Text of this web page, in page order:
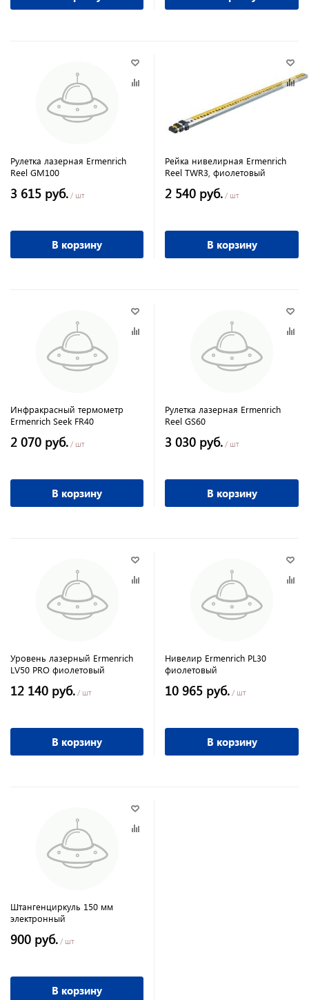
Рулетка лазерная Ermenrich
Reel GM100
3 615 руб. / шт
В корзину
Рейка нивелирная Ermenrich
Reel TWR3, фиолетовый
2 540 руб. / шт
В корзину
Инфракрасный термометр
Ermenrich Seek FR40
2 070 руб. / шт
В корзину
Рулетка лазерная Ermenrich
Reel GS60
3 030 руб. / шт
В корзину
Уровень лазерный Ermenrich
LV50 PRO фиолетовый
12 140 руб. / шт
В корзину
Нивелир Ermenrich PL30
фиолетовый
10 965 руб. / шт
В корзину
Штангенциркуль 150 мм
электронный
900 руб. / шт
В корзину